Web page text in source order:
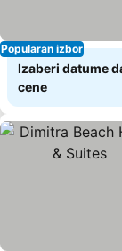
Popularan izbor
Izaberi datume
cene